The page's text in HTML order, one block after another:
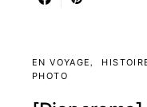
EN VOYAGE
PHOTO